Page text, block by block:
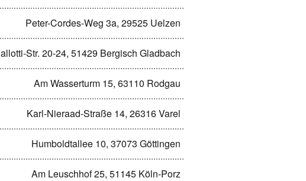
Peter-Cordes-Weg 3a, 29525 Uelzen
Str. 20-24, 51429 Bergisch Gladbach
Am Wasserturm 15, 63110 Rodgau
Karl-Nieraad-Straße 14, 26316 Varel
Humboldtallee 10, 37073 Göttingen
Am Leuschhof 25, 51145 Köln-Porz